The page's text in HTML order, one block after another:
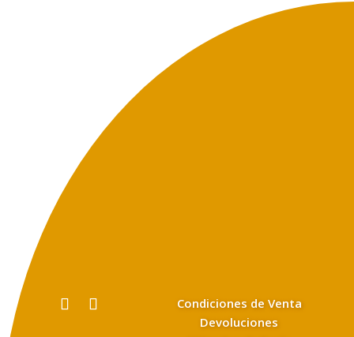
Condiciones de Venta
Devoluciones